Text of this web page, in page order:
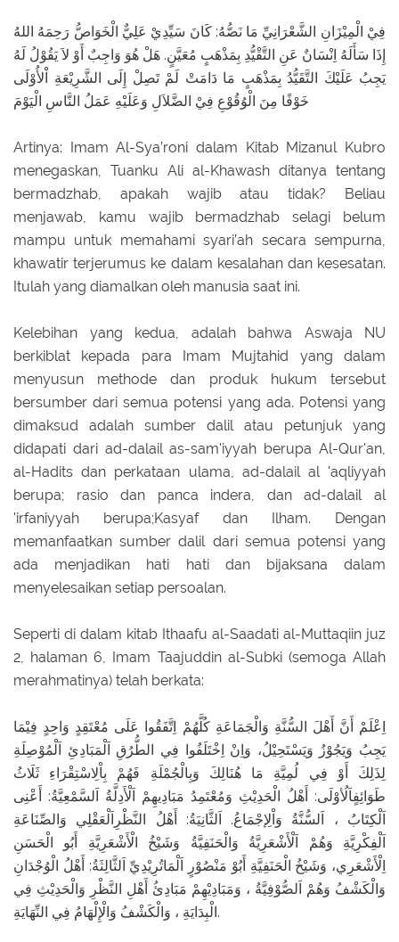
فِيْ الْمِيْزَانِ الشَّعْرَانِيِّ مَا نَصُّهُ: كَانَ سَيِّدِيْ عَلِيٌّ الْخَوَاصُّ رَحِمَهُ اللهُ
إِذَا سَأَلَهُ اِنْسَانٌ عَنِ التَّقْيُّدِ بِمَذْهَبٍ مُعَيَّنٍ. هَلْ هُوَ وَاجِبٌ أَوْ لاَ يَقُوْلُ لَهُ
يَجِبُ عَلَيْكَ التَّقَيُّدُ بِمَذْهَبٍ مَا دَامَتْ لَمْ تَصِلْ إِلَى الشَّرِيْعَةِ اْلأُوْلَى
خَوْفًا مِنَ الْوُقُوْعِ فِيْ الضَّلاَلِ وَعَلَيْهِ عَمَلُ النَّاسِ الْيَوْمَ
Artinya: Imam Al-Sya’roni dalam Kitab Mizanul Kubro
menegaskan, Tuanku Ali al-Khawash ditanya tentang
bermadzhab, apakah wajib atau tidak? Beliau
menjawab, kamu wajib bermadzhab selagi belum
mampu untuk memahami syari’ah secara sempurna,
khawatir terjerumus ke dalam kesalahan dan kesesatan.
Itulah yang diamalkan oleh manusia saat ini.
Kelebihan yang kedua, adalah bahwa Aswaja NU
berkiblat kepada para Imam Mujtahid yang dalam
menyusun methode dan produk hukum tersebut
bersumber dari semua potensi yang ada. Potensi yang
dimaksud adalah sumber dalil atau petunjuk yang
didapati dari ad-dalail as-sam'iyyah berupa Al-Qur'an,
al-Hadits dan perkataan ulama, ad-dalail al 'aqliyyah
berupa; rasio dan panca indera, dan ad-dalail al
'irfaniyyah berupa;Kasyaf dan Ilham. Dengan
memanfaatkan sumber dalil dari semua potensi yang
ada menjadikan hati hati dan bijaksana dalam
menyelesaikan setiap persoalan.
Seperti di dalam kitab Ithaafu al-Saadati al-Muttaqiin juz
2, halaman 6, Imam Taajuddin al-Subki (semoga Allah
merahmatinya) telah berkata:
اِعْلَمْ أَنَّ أَهْلَ السُّنَّةِ وَالْجَمَاعَةِ كُلَّهُمْ اِتَّفَقُوا عَلَى مُعْتَقِدٍ وَاحِدٍ فِيْمَا
يَجِبُ وَيَجُوْزُ وَيَسْتَحِيْلُ، وَاِنْ اِخْتَلَفُوا فِي الطُّرُقِ اَلْمَبَادِئِ اَلْمُوْصِلَةِ
لِذَلِكَ أَوْ فِي لُمِيَّةِ مَا هُنَالِكَ وَبِالْجُمْلَةِ فَهُمْ بِاْلِاسْتِقْرَاءِ ثَلَاثُ
طَوَائِفٍاَلُأوْلَى: أَهْلُ الْحَدِيْثِ وَمُعْتَمِدُ مَبَادِيهِمْ اَلْأَدِلَّةُ اَلسَّمْعِيَّةُ: أَعْنِى
اَلْكِتَابُ ، اَلسُّنَّةُ وَاْلِإجْمَاعُ. اَلثَّانِيَةُ: أَهْلُ النَّظْرِاَلْعَقْلِي وَالصِّنَاعَةِ
اَلْفِكْرِيَّةِ وَهُمْ اَلْأَشْعَرِيَّةُ وَالْحَنَفِيَّةُ وَشَيْخُ الْأَشْعَرِيَّةِ أَبُو الْحَسَنِ
اِلْأَشْعَرِي، وَشَيْخُ الْحَنَفِيَّةِ أَبُوْ مَنْصُوْرٍ اَلْمَاتُرِيْدِيِّ اَلثَّالِثَةُ: أَهْلُ الْوُجْدَانِ
وَالْكَشْفُ وَهُمْ اَلصُّوْفِيَّةُ ، وَمَبَادِيْهِمْ مَبَادِئُ أَهْلِ النَّظْرِ وَالْحَدِيْثِ فِي
الْبِدَايَةِ ، وَالْكَشْفُ وَالْإِلْهَامُ فِي النِّهَايَةِ.